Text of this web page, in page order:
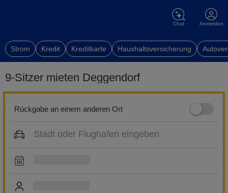
Chat Anmelden
Strom Kredit Kreditkarte Haushaltsversicherung
9-Sitzer mieten Deggendorf
Rückgabe an einem anderen Ort